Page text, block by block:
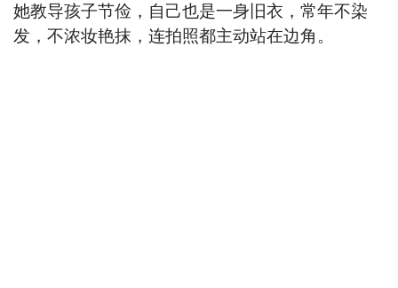
她教导孩子节俭，自己也是一身旧衣，常年不染
发，不浓妆艳抹，连拍照都主动站在边角。